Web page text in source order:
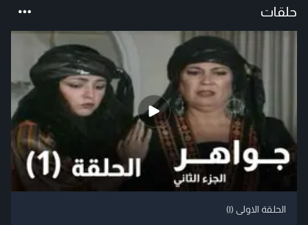
حلقات
الحلقة الاولى (۱)